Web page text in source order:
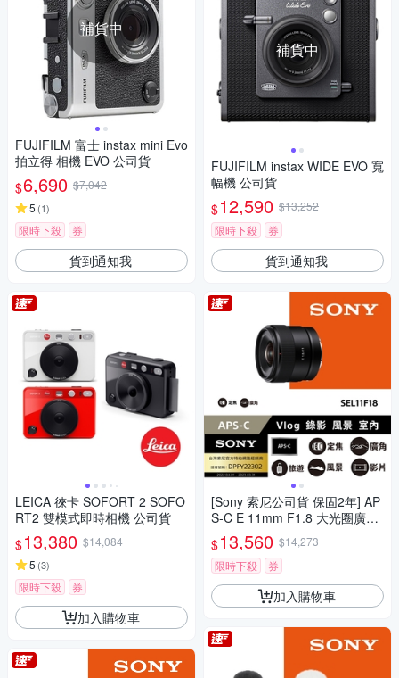
補貨中
FUJIFILM 富士 instax mini Evo
拍立得 相機 EVO 公司貨
$6,690 $7,042
5 (1)
限時下殺 券
貨到通知我
LEICA 徠卡 SOFORT 2 SOFO
RT2 雙模式即時相機 公司貨
$13,380 $14,084
5 (3)
限時下殺 券
加入購物車
補貨中
FUJIFILM instax WIDE EVO 寬
幅機 公司貨
$12,590 $13,252
限時下殺
券
貨到通知我
[Sony 索尼公司貨 保固2年] AP
S-C E 11mm F1.8 大光圈廣角
定焦鏡 SEL11F18
$13,560 $14,273
限時下殺
券
加入購物車